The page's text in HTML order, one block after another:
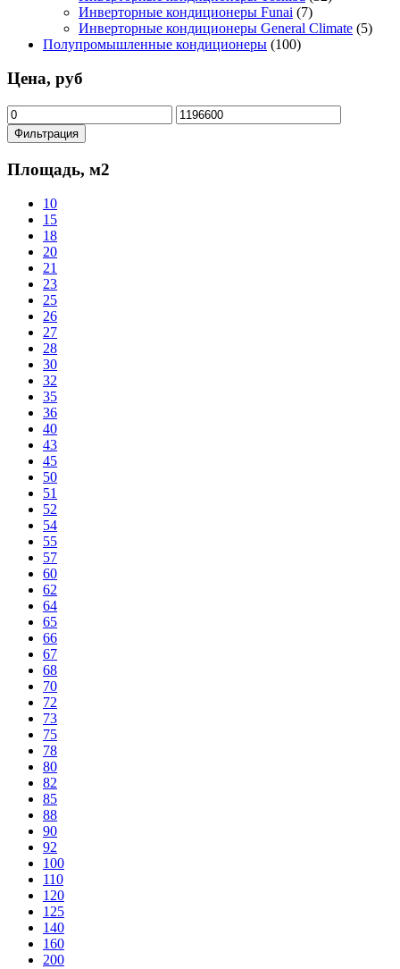
Инверторные кондиционеры Funai (7)
Инверторные кондиционеры General Climate (5)
Полупромышленные кондиционеры (100)
Цена, руб
Минимальная
цена
Максимальная
цена
Фильтрация
Площадь, м2
10
15
18
20
21
23
25
26
27
28
30
32
35
36
40
43
45
50
51
52
54
55
57
60
62
64
65
66
67
68
70
72
73
75
78
80
82
85
88
90
92
100
110
120
125
140
160
200